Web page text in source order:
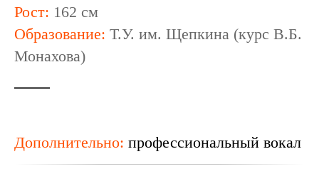
Рост: 162 см
Образование: Т.У. им. Щепкина (курс В.Б.
Монахова)
Дополнительно: профессиональный вокал